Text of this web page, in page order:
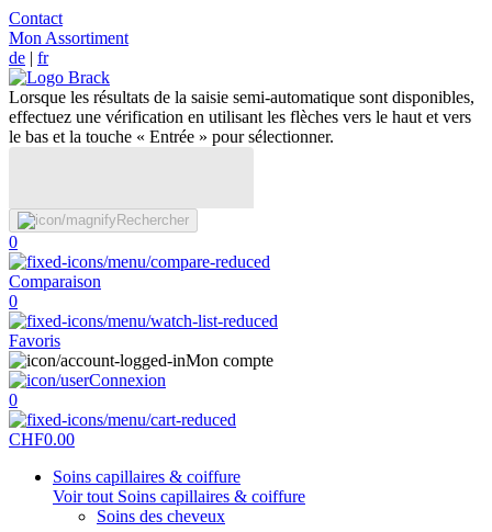
Contact
Mon Assortiment
de | fr
Lorsque les résultats de la saisie semi-automatique sont disponibles,
effectuez une vérification en utilisant les flèches vers le haut et vers
le bas et la touche « Entrée » pour sélectionner.
Rechercher
0
Comparaison
0
Favoris
Mon compte
Connexion
0
CHF0.00
Soins capillaires & coiffure
Voir tout Soins capillaires & coiffure
Soins des cheveux